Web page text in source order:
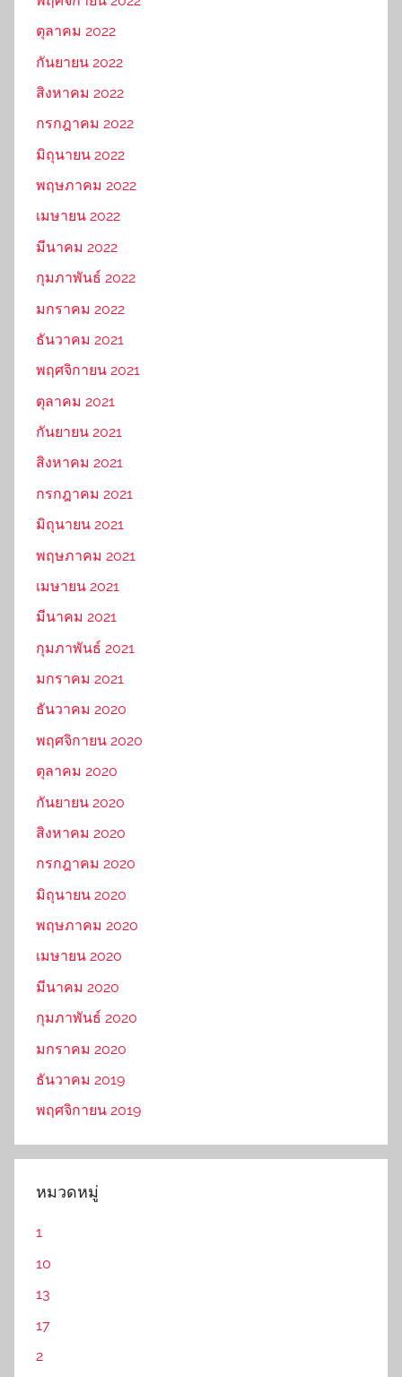
ตุลาคม 2022
กันยายน 2022
สิงหาคม 2022
กรกฎาคม 2022
มิถุนายน 2022
พฤษภาคม 2022
เมษายน 2022
มีนาคม 2022
กุมภาพันธ์ 2022
มกราคม 2022
ธันวาคม 2021
พฤศจิกายน 2021
ตุลาคม 2021
กันยายน 2021
สิงหาคม 2021
กรกฎาคม 2021
มิถุนายน 2021
พฤษภาคม 2021
เมษายน 2021
มีนาคม 2021
กุมภาพันธ์ 2021
มกราคม 2021
ธันวาคม 2020
พฤศจิกายน 2020
ตุลาคม 2020
กันยายน 2020
สิงหาคม 2020
กรกฎาคม 2020
มิถุนายน 2020
พฤษภาคม 2020
เมษายน 2020
มีนาคม 2020
กุมภาพันธ์ 2020
มกราคม 2020
ธันวาคม 2019
พฤศจิกายน 2019
หมวดหมู่
1
10
13
17
2